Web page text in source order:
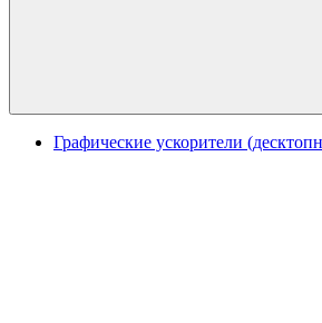
Графические ускорители